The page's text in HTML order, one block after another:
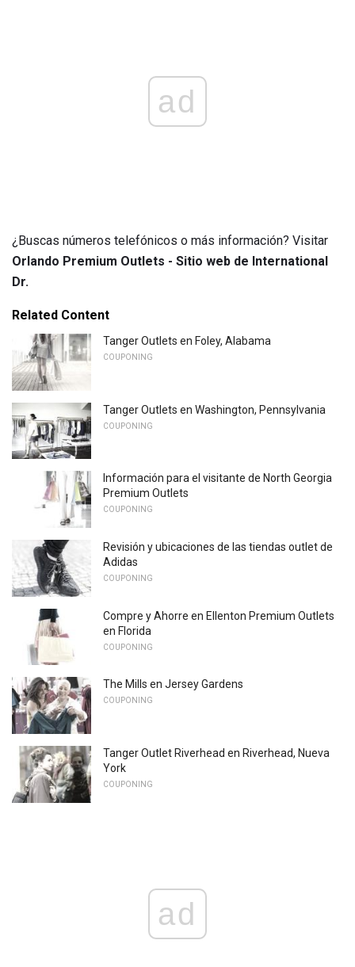
ad
¿Buscas números telefónicos o más información? Visitar
Orlando Premium Outlets - Sitio web de International
Dr.
Related Content
Tanger Outlets en Foley, Alabama
COUPONING
Tanger Outlets en Washington, Pennsylvania
COUPONING
Información para el visitante de North Georgia
Premium Outlets
COUPONING
Revisión y ubicaciones de las tiendas outlet de
Adidas
COUPONING
Compre y Ahorre en Ellenton Premium Outlets
en Florida
COUPONING
The Mills en Jersey Gardens
COUPONING
Tanger Outlet Riverhead en Riverhead, Nueva
York
COUPONING
ad